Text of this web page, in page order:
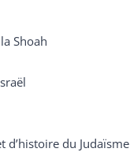
Shoah
d’histoire du Judaïsme